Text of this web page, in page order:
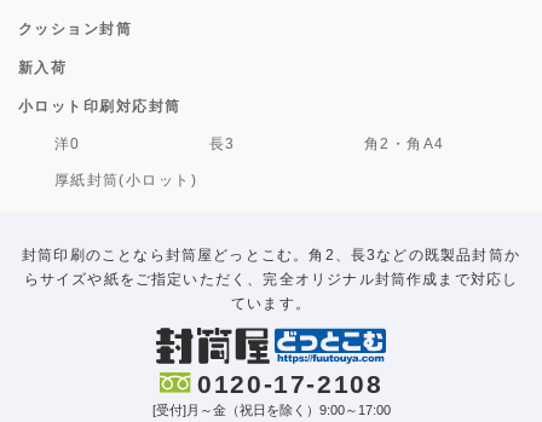
クッション封筒
新入荷
小ロット印刷対応封筒
洋0 長3 角2・角A4
厚紙封筒(小ロット)
封筒印刷のことなら封筒屋どっとこむ。角2、長3などの既製品封筒か
らサイズや紙をご指定いただく、完全オリジナル封筒作成まで対応し
ています。
0120-17-2108
[受付]月～金（祝日を除く）9:00～17:00